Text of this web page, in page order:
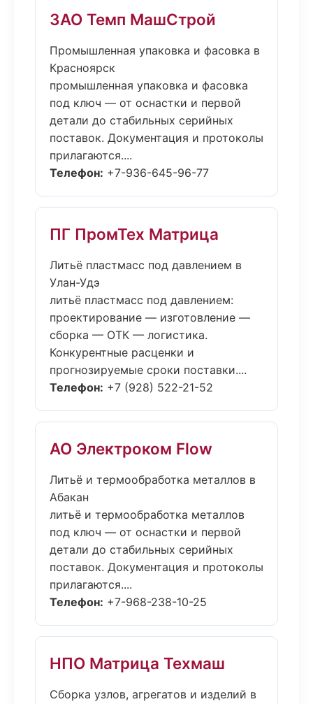
ЗАО Темп МашСтрой
Промышленная упаковка и фасовка в
Красноярск
промышленная упаковка и фасовка
под ключ — от оснастки и первой
детали до стабильных серийных
поставок. Документация и протоколы
прилагаются....
Телефон: +7-936-645-96-77
ПГ ПромТех Матрица
Литьё пластмасс под давлением в
Улан-Удэ
литьё пластмасс под давлением:
проектирование — изготовление —
сборка — ОТК — логистика.
Конкурентные расценки и
прогнозируемые сроки поставки....
Телефон: +7 (928) 522-21-52
АО Электроком Flow
Литьё и термообработка металлов в
Абакан
литьё и термообработка металлов
под ключ — от оснастки и первой
детали до стабильных серийных
поставок. Документация и протоколы
прилагаются....
Телефон: +7-968-238-10-25
НПО Матрица Техмаш
Сборка узлов, агрегатов и изделий в